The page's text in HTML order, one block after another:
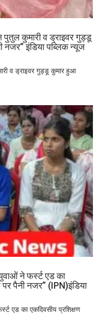
पुतुल कुमारी व ड्राइवर गुड्डू
नजर” इंडिया पब्लिक न्यूज
व ड्राइवर गुड्डू कुमार हुआ
ने फर्स्ट एड का
पैनी नजर” (IPN)इंडिया
एड का एकदिवसीय प्रशिक्षण